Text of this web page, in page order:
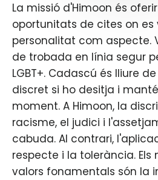
La missió d'Himoon és
oportunitats de cites on
personalitat com aspecte.
de trobada en línia segur
LGBT+. Cadascú és lliure
discret si ho desitja i
moment. A Himoon, la
racisme, el judici i
cabuda. Al contrari,
respecte i la tolerància. Els
valors fonamentals són la